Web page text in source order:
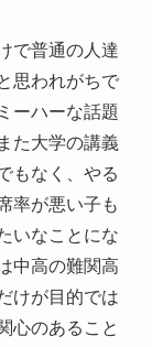
で普通の人達
思われがちで
ーハーな話題
た大学の講義
もなく、やる
率が悪い子も
いなことにな
中高の難関高
けが目的では
心のあること